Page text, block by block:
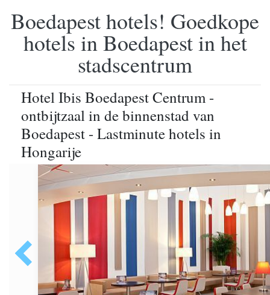
Boedapest hotels! Goedkope
hotels in Boedapest in het
stadscentrum
Hotel Ibis Boedapest Centrum -
ontbijtzaal in de binnenstad van
Boedapest - Lastminute hotels in
Hongarije